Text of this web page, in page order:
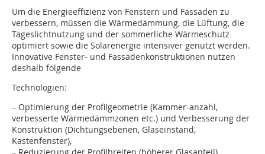
Um die Energieeffizienz von Fenstern und Fassaden zu
verbessern, müssen die Wärmedämmung, die Lüftung, die
Tageslichtnutzung und der sommerliche Wärmeschutz
optimiert sowie die Solarenergie intensiver genutzt werden.
Innovative Fenster- und Fassadenkonstruktionen nutzen
deshalb folgende
Technologien:
­­– Optimierung der Profilgeometrie (Kammer-anzahl,
verbesserte Wärmedämmzonen etc.) und Verbesserung der
Konstruktion (Dichtungsebenen, Glaseinstand,
Kastenfenster),